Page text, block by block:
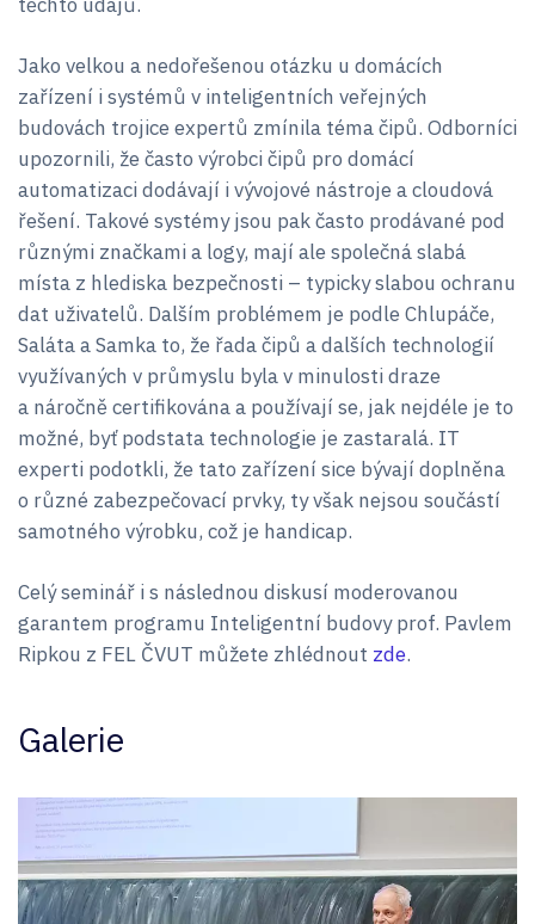
Jako velkou a nedořešenou otázku u domácích
zařízení i systémů v inteligentních veřejných
budovách trojice expertů zmínila téma čipů. Odborníci
upozornili, že často výrobci čipů pro domácí
automatizaci dodávají i vývojové nástroje a cloudová
řešení. Takové systémy jsou pak často prodávané pod
různými značkami a logy, mají ale společná slabá
místa z hlediska bezpečnosti – typicky slabou ochranu
dat uživatelů. Dalším problémem je podle Chlupáče,
Saláta a Samka to, že řada čipů a dalších technologií
využívaných v průmyslu byla v minulosti draze
a náročně certifikována a používají se, jak nejdéle je to
možné, byť podstata technologie je zastaralá. IT
experti podotkli, že tato zařízení sice bývají doplněna
o různé zabezpečovací prvky, ty však nejsou součástí
samotného výrobku, což je handicap.
Celý seminář i s následnou diskusí moderovanou
garantem programu Inteligentní budovy prof. Pavlem
Ripkou z FEL ČVUT můžete zhlédnout zde.
Galerie